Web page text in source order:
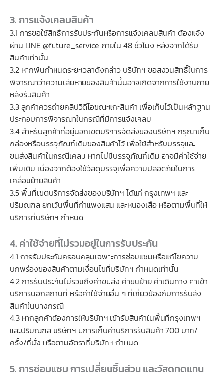
3. การแจ้งเคลมสินค้า
3.1 การขอใช้สิทธิ์การรับประกันหรือการแจ้งเคลมสินค้า ต้องแจ้ง
ผ่าน LINE @future_service ภายใน 48 ชั่วโมง หลังจากได้รับ
สินค้าเท่านั้น
3.2 หากพ้นกำหนดระยะเวลาดังกล่าว บริษัทฯ ขอสงวนสิทธิ์ในการ
พิจารณาว่าความเสียหายของสินค้านั้นอาจเกิดจากการใช้งานภาย
หลังรับสินค้า
3.3 ลูกค้าควรถ่ายคลิปวิดีโอขณะแกะสินค้า เพื่อเก็บไว้เป็นหลักฐาน
ประกอบการพิจารณาในกรณีที่มีการแจ้งเคลม
3.4 สำหรับลูกค้าที่อยู่นอกเขตบริการจัดส่งของบริษัทฯ กรุณาเก็บ
กล่องหรือบรรจุภัณฑ์เดิมของสินค้าไว้ เพื่อใช้สำหรับบรรจุและ
ขนส่งสินค้าในกรณีเคลม หากไม่มีบรรจุภัณฑ์เดิม อาจมีค่าใช้จ่าย
เพิ่มเติม เนื่องจากต้องใช้วัสดุบรรจุเพื่อความปลอดภัยในการ
เคลื่อนย้ายสินค้า
3.5 พื้นที่เขตบริการจัดส่งของบริษัทฯ ได้แก่ กรุงเทพฯ และ
ปริมณฑล ยกเว้นพื้นที่กำแพงแสน และหนองเสือ หรือตามพื้นที่ให้
บริการที่บริษัทฯ กำหนด
4. ค่าใช้จ่ายที่ไม่รวมอยู่ในการรับประกัน
4.1 การรับประกันครอบคลุมเฉพาะการซ่อมแซมหรือแก้ไขความ
บกพร่องของสินค้าตามเงื่อนไขที่บริษัทฯ กำหนดเท่านั้น
4.2 การรับประกันไม่รวมถึงค่าขนส่ง ค่าขนย้าย ค่าเดินทาง ค่าเข้า
บริการนอกสถานที่ หรือค่าใช้จ่ายอื่น ๆ ที่เกี่ยวข้องกับการรับส่ง
สินค้าในบางกรณี
4.3 หากลูกค้าต้องการให้บริษัทฯ เข้ารับสินค้าในพื้นที่กรุงเทพฯ
และปริมณฑล บริษัทฯ มีการเก็บค่าบริการรับสินค้า 700 บาท/
ครั้ง/ที่นั่ง หรือตามอัตราที่บริษัทฯ กำหนด
5. การซ่อมแซม การเปลี่ยนชิ้นส่วน และวัสดุทดแทน